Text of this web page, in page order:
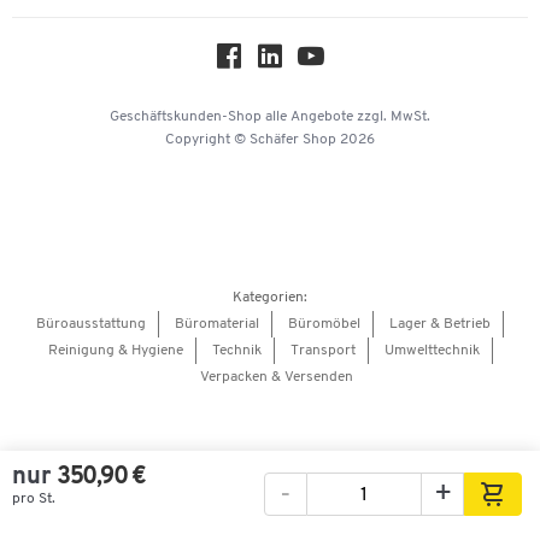
nur 350,90 €
pro St. - +
360°-Ansicht
Geschäftskunden-Shop alle Angebote zzgl. MwSt.
Copyright © Schäfer Shop 2026
Kategorien:
Büroausstattung
Büromaterial Büromöbel
Lager & Betrieb
Reinigung & Hygiene
Technik Transport
Umwelttechnik
Verpacken & Versenden